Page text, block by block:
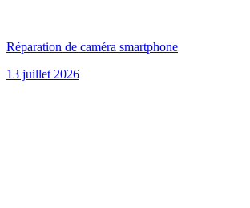
Réparation de caméra smartphone
13 juillet 2026